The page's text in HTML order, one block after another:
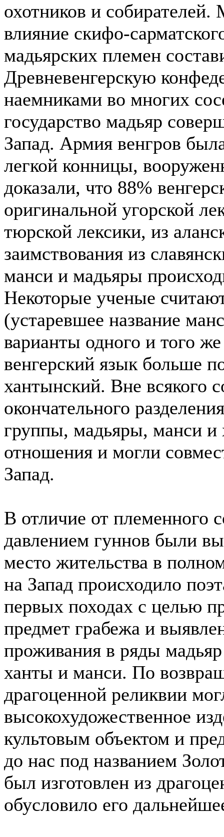
охотников и
влияние скифо-
мадьярских племен
Древневенгерскую
наемниками во многих
государство мадьяр
Запад. Армия венгров
легкой конницы,
доказали, что 88%
оригинальной угорской
тюрской лексики, из
заимствования из
манси и мадьяры
Некоторые ученые
(устаревшее название
варианты одного и того
венгерский язык больше
хантынский. Вне всякого
окончательного
группы, мадьяры, манси
отношения и могли
Запад.
В отличие от племенного
давлением гуннов были
место жительства в
на Запад происходило
первых походах с целью
предмет грабежа и
проживания в ряды
ханты и манси. По
драгоценной реликвии
высокохудожественное
культовым объектом и
до нас под названием
был изготовлен из
обусловило его